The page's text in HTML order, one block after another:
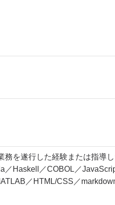
務を遂行した経験または指導
Haskell／COBOL／
／HTML/CSS／